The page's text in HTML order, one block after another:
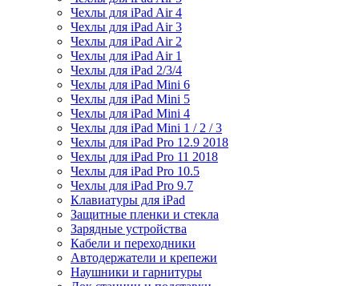
Чехлы для iPad Air 4
Чехлы для iPad Air 3
Чехлы для iPad Air 2
Чехлы для iPad Air 1
Чехлы для iPad 2/3/4
Чехлы для iPad Mini 6
Чехлы для iPad Mini 5
Чехлы для iPad Mini 4
Чехлы для iPad Mini 1 / 2 / 3
Чехлы для iPad Pro 12.9 2018
Чехлы для iPad Pro 11 2018
Чехлы для iPad Pro 10.5
Чехлы для iPad Pro 9.7
Клавиатуры для iPad
Защитные пленки и стекла
Зарядные устройства
Кабели и переходники
Автодержатели и крепежи
Наушники и гарнитуры